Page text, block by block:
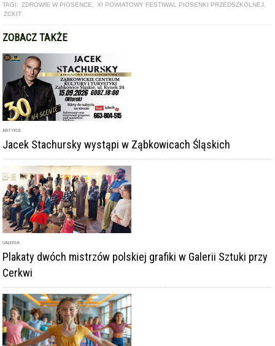
TAGI: ZDROWIE W PIOSENCE, XI POWIATOWY FESTIWAL PIOSENKI PRZEDSZKOLNEJ,
ZCKIT
ZOBACZ TAKŻE
ARTYKUŁ
Jacek Stachursky wystąpi w Ząbkowicach Śląskich
GALERIA
Plakaty dwóch mistrzów polskiej grafiki w Galerii Sztuki przy
Cerkwi